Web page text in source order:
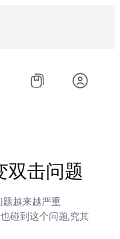
双击问题
越来越严重
碰到这个问题,究其